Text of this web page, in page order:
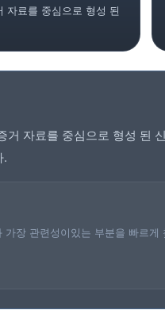
자료를 중심으로 형성 된
거 자료를 중심으로 형성 된
.
가장 관련성이있는 부분을 빠르게